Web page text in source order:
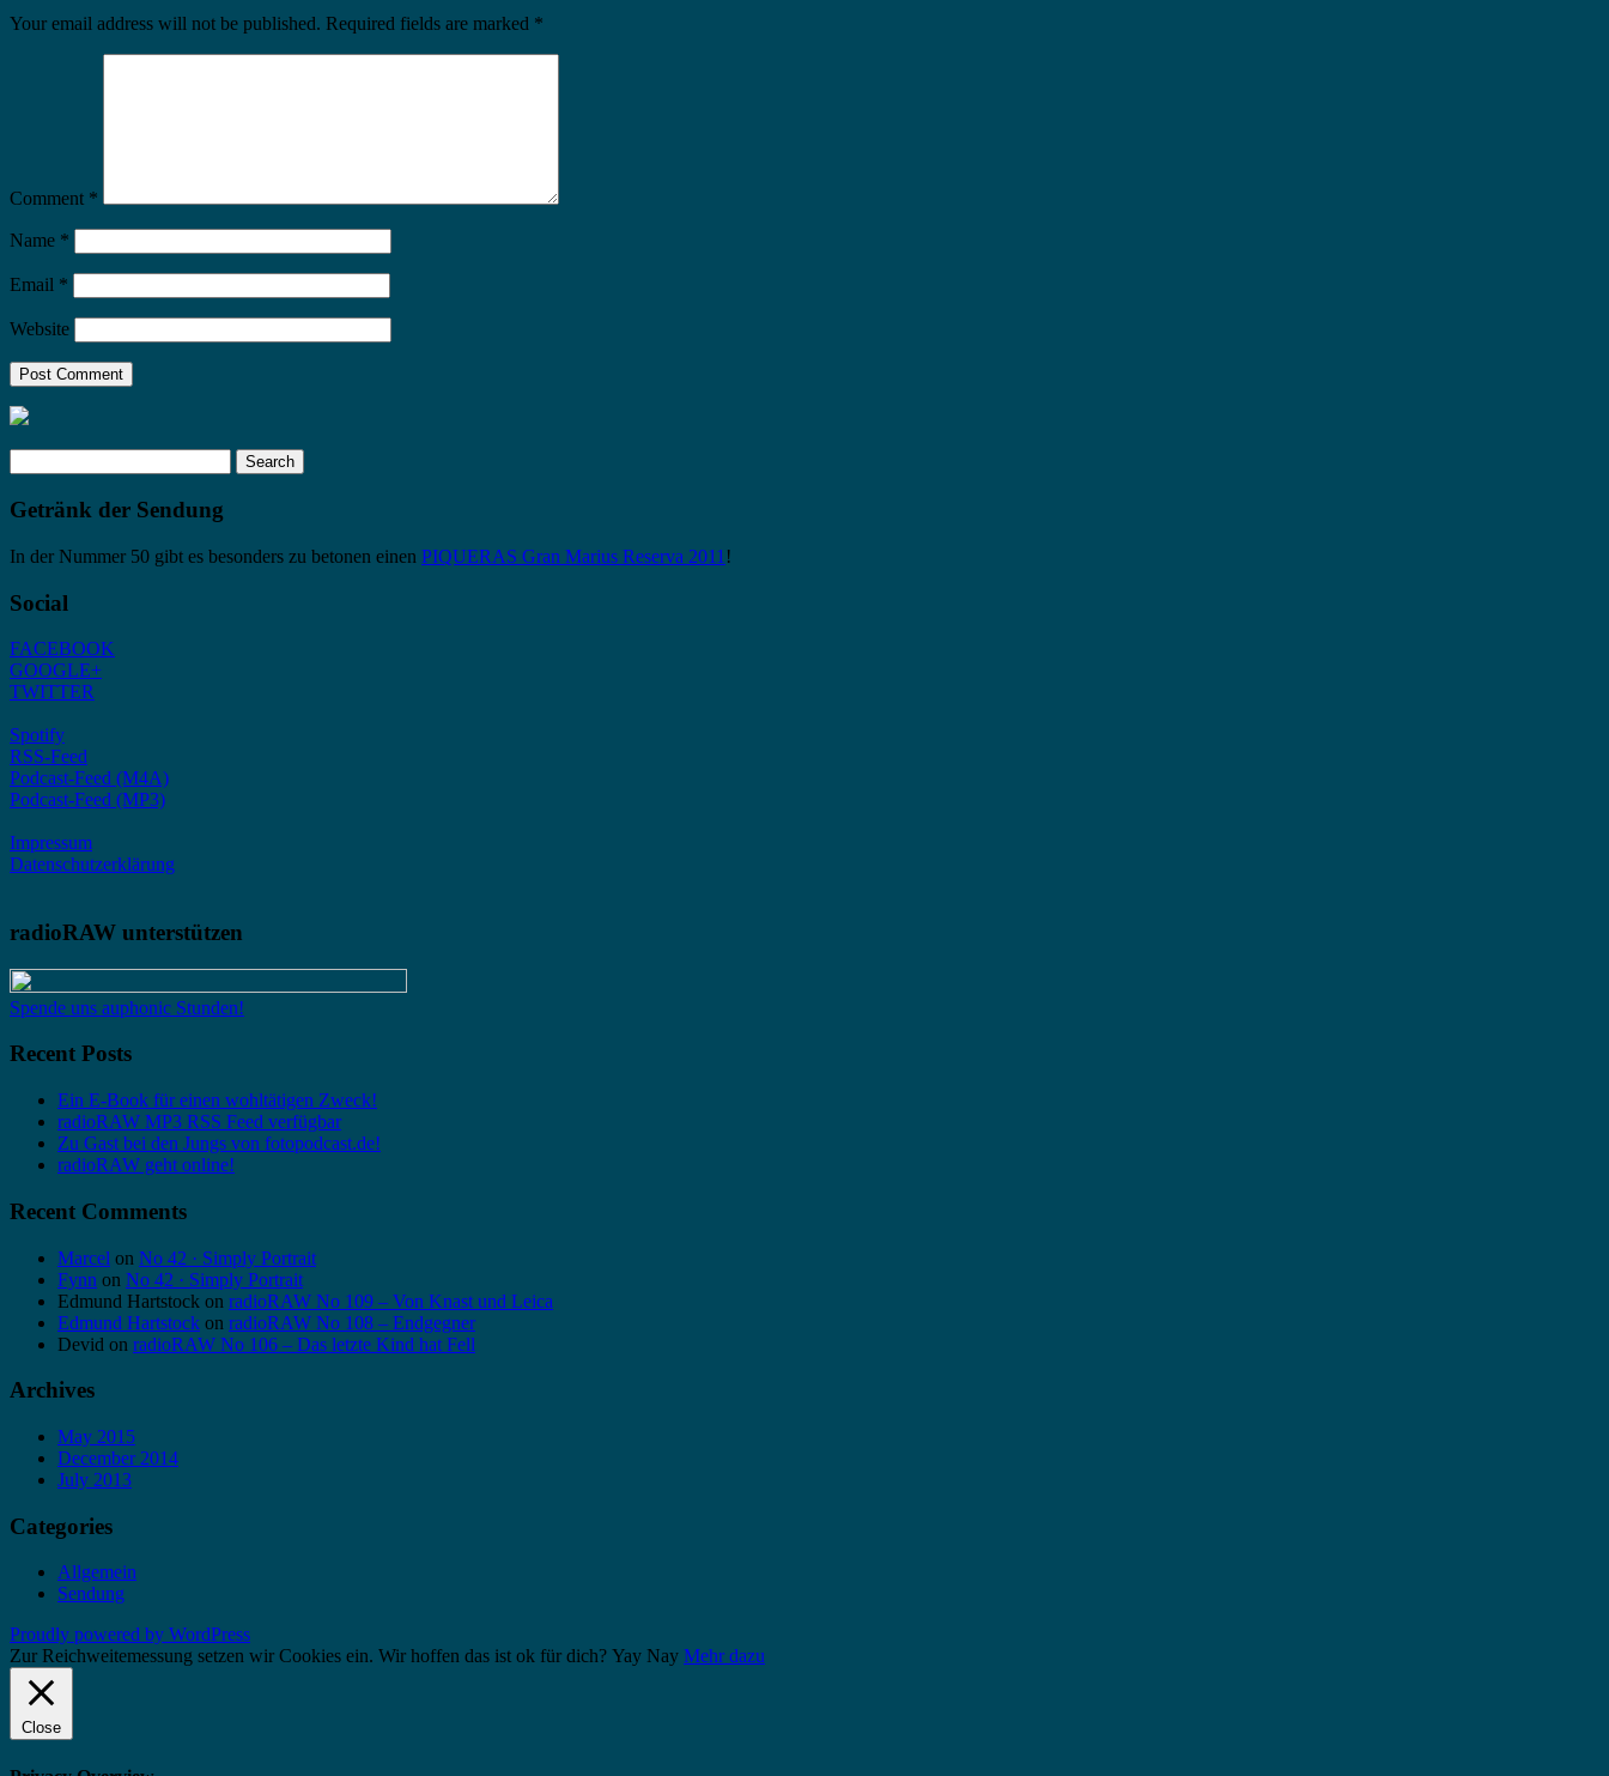
Your email address will not be published. Required fields are marked *
Comment *
Name *
Email *
Website
for:
Getränk der Sendung
In der Nummer 50 gibt es besonders zu betonen einen PIQUERAS Gran Marius Reserva 2011 !
Social
FACEBOOK
GOOGLE+
TWITTER
Spotify
RSS-Feed
Podcast-Feed (M4A)
Podcast-Feed (MP3)
Impressum
Datenschutzerklärung
radioRAW unterstützen
Spende uns auphonic Stunden!
Recent Posts
Ein E-Book für einen wohltätigen Zweck!
radioRAW MP3 RSS Feed verfügbar
Zu Gast bei den Jungs von fotopodcast.de!
radioRAW geht online!
Recent Comments
Marcel on No 42 · Simply Portrait
Fynn on No 42 · Simply Portrait
Edmund Hartstock on radioRAW No 109 – Von Knast und Leica
Edmund Hartstock on radioRAW No 108 – Endgegner
Devid on radioRAW No 106 – Das letzte Kind hat Fell
Archives
May 2015
December 2014
July 2013
Categories
Allgemein
Sendung
Proudly powered by WordPress
Zur Reichweitemessung setzen wir Cookies ein. Wir hoffen das ist ok für dich? Yay Nay Mehr dazu
Close